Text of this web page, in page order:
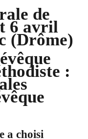
de
6 avril
(Drôme)
:
a choisi